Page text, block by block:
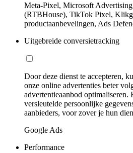
Meta-Pixel, Microsoft
(RTBHouse), TikTok Pixel,
productaanbevelingen, Ads
Uitgebreide conversietracking
Door deze dienst te accepteren,
onze online advertenties beter
advertentieaanbod
versleutelde persoonlijke
aanbieders, voor zover je hun
Google Ads
Performance